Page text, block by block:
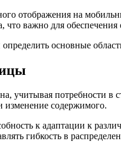
отображения на
важно для обеспечения
основные
потребности в
изменение содержимого.
к адаптации к
гибкость в